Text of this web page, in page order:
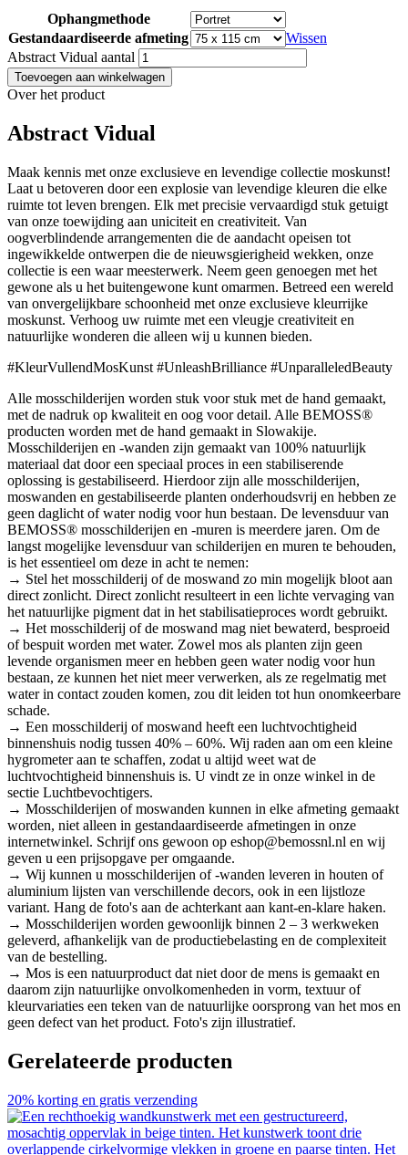
Ophangmethode
Gestandaardiseerde afmeting
Wissen
Abstract Vidual aantal
Toevoegen aan winkelwagen
Over het product
Abstract Vidual
Maak kennis met onze exclusieve en levendige collectie moskunst!
Laat u betoveren door een explosie van levendige kleuren die elke
ruimte tot leven brengen. Elk met precisie vervaardigd stuk getuigt
van onze toewijding aan uniciteit en creativiteit. Van
oogverblindende arrangementen die de aandacht opeisen tot
ingewikkelde ontwerpen die de nieuwsgierigheid wekken, onze
collectie is een waar meesterwerk. Neem geen genoegen met het
gewone als u het buitengewone kunt omarmen. Betreed een wereld
van onvergelijkbare schoonheid met onze exclusieve kleurrijke
moskunst. Verhoog uw ruimte met een vleugje creativiteit en
natuurlijke wonderen die alleen wij u kunnen bieden.
#KleurVullendMosKunst #UnleashBrilliance #UnparalleledBeauty
Alle mosschilderijen worden stuk voor stuk met de hand gemaakt,
met de nadruk op kwaliteit en oog voor detail. Alle BEMOSS®
producten worden met de hand gemaakt in Slowakije.
Mosschilderijen en -wanden zijn gemaakt van 100% natuurlijk
materiaal dat door een speciaal proces in een stabiliserende
oplossing is gestabiliseerd. Hierdoor zijn alle mosschilderijen,
moswanden en gestabiliseerde planten onderhoudsvrij en hebben ze
geen daglicht of water nodig voor hun bestaan. De levensduur van
BEMOSS® mosschilderijen en -muren is meerdere jaren. Om de
langst mogelijke levensduur van schilderijen en muren te behouden,
is het essentieel om deze in acht te nemen:
→ Stel het mosschilderij of de moswand zo min mogelijk bloot aan
direct zonlicht. Direct zonlicht resulteert in een lichte vervaging van
het natuurlijke pigment dat in het stabilisatieproces wordt gebruikt.
→ Het mosschilderij of de moswand mag niet bewaterd, besproeid
of bespuit worden met water. Zowel mos als planten zijn geen
levende organismen meer en hebben geen water nodig voor hun
bestaan, ze kunnen het niet meer verwerken, als ze regelmatig met
water in contact zouden komen, zou dit leiden tot hun onomkeerbare
schade.
→ Een mosschilderij of moswand heeft een luchtvochtigheid
binnenshuis nodig tussen 40% – 60%. Wij raden aan om een kleine
hygrometer aan te schaffen, zodat u altijd weet wat de
luchtvochtigheid binnenshuis is. U vindt ze in onze winkel in de
sectie Luchtbevochtigers.
→ Mosschilderijen of moswanden kunnen in elke afmeting gemaakt
worden, niet alleen in gestandaardiseerde afmetingen in onze
internetwinkel. Schrijf ons gewoon op eshop@bemossnl.nl en wij
geven u een prijsopgave per omgaande.
→ Wij kunnen u mosschilderijen of -wanden leveren in houten of
aluminium lijsten van verschillende decors, ook in een lijstloze
variant. Hang de foto's aan de achterkant aan kant-en-klare haken.
→ Mosschilderijen worden gewoonlijk binnen 2 – 3 werkweken
geleverd, afhankelijk van de productiebelasting en de complexiteit
van de bestelling.
→ Mos is een natuurproduct dat niet door de mens is gemaakt en
daarom zijn natuurlijke onvolkomenheden in vorm, textuur of
kleurvariaties een teken van de natuurlijke oorsprong van het mos en
geen defect van het product. Foto's zijn illustratief.
Gerelateerde producten
20% korting en gratis verzending